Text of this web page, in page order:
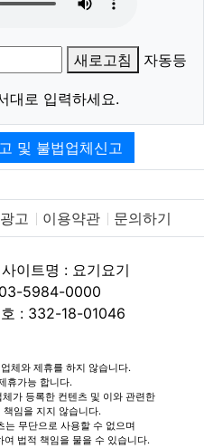
새로고침 자동등
대로 입력하세요.
및 불법업체신고
고 이용약관 문의하기
사이트명 : 요기요기
5984-0000
: 332-18-01046
체와 제휴를 하지 않습니다.
휴가능 합니다.
가 등록한 컨텐츠 및 이와 관련한
임을 지지 않습니다.
는 무단으로 사용할 수 없으며
법적 책임을 물을 수 있습니다.